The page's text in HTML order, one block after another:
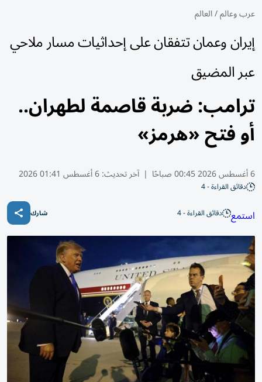
عرب وعالم/العالم
إيران وعمان تتفقان على إحداثيات مسار ملاحي
عبر المضيق
ترامب: ضربة قاصمة لطهران..
أو فتح «هرمز»
6 أغسطس 2026 00:45 صباحًا | آخر تحديث:6 أغسطس 01:41 2026
دقائق القراءة - 4
استمع دقائق القراءة - 4 شارك